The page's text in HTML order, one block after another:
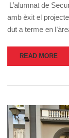
L’alumnat de
amb èxit el
dut a terme en
READ MORE